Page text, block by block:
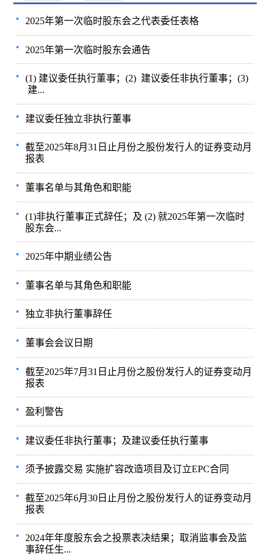
2025年第一次临时股东会之代表委任表格
2025年第一次临时股东会通告
(1) 建议委任执行董事；(2) 建议委任非执行董事；(3)
建...
建议委任独立非执行董事
截至2025年8月31日止月份之股份发行人的证券变动月
报表
董事名单与其角色和职能
(1)非执行董事正式辞任；及 (2) 就2025年第一次临时
股东会...
2025年中期业绩公告
董事名单与其角色和职能
独立非执行董事辞任
董事会会议日期
截至2025年7月31日止月份之股份发行人的证券变动月
报表
盈利警告
建议委任非执行董事；及建议委任执行董事
须予披露交易 实施扩容改造项目及订立EPC合同
截至2025年6月30日止月份之股份发行人的证券变动月
报表
2024年年度股东会之投票表决结果；取消监事会及监
事辞任生...